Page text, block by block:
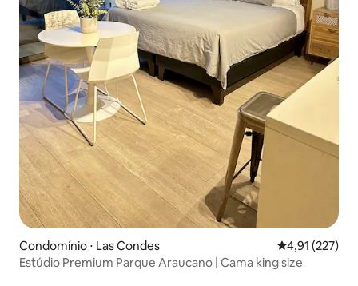
Condomínio ⋅ Las Condes 4,91 de uma
4,91 (227)
Estúdio Premium Parque Araucano | Cama king size